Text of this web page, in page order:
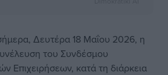
Δευτέρα 18 Μαΐου 2026, η
του Συνδέσμου
Επιχειρήσεων, κατά τη διάρκεια